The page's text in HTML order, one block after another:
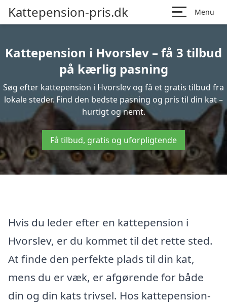
Kattepension-pris.dk Menu
Kattepension i Hvorslev – få 3 tilbud
på kærlig pasning
Søg efter kattepension i Hvorslev og få et gratis tilbud fra
lokale steder. Find den bedste pasning og pris til din kat –
hurtigt og nemt.
Få tilbud, gratis og uforpligtende
Hvis du leder efter en kattepension i
Hvorslev, er du kommet til det rette sted.
At finde den perfekte plads til din kat,
mens du er væk, er afgørende for både
din og din kats trivsel. Hos kattepension-